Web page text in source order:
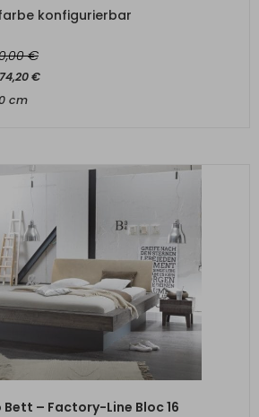
konfigurierbar
€
€
cm
– Factory-Line Bloc 16